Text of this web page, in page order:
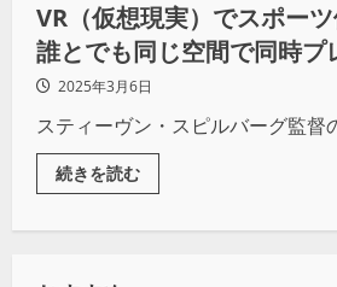
VR（仮想現実）でスポーツ
誰とでも同じ空間で同時プ
VRChatの魅力をリポート！
2025年3月6日
スティーヴン・スピルバーグ監督
続きを読む